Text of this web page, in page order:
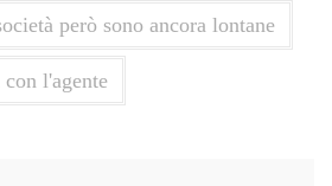
però sono ancora lontane
l'agente